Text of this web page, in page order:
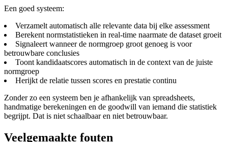
Een goed systeem:
Verzamelt automatisch alle relevante data bij elke assessment
Berekent normstatistieken in real-time naarmate de dataset groeit
Signaleert wanneer de normgroep groot genoeg is voor
betrouwbare conclusies
Toont kandidaatscores automatisch in de context van de juiste
normgroep
Herijkt de relatie tussen scores en prestatie continu
Zonder zo een systeem ben je afhankelijk van spreadsheets,
handmatige berekeningen en de goodwill van iemand die statistiek
begrijpt. Dat is niet schaalbaar en niet betrouwbaar.
Veelgemaakte fouten